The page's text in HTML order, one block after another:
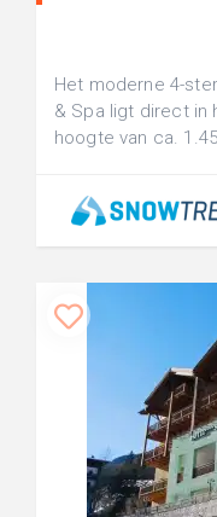
Het moderne 4-
& Spa ligt direct in
hoogte van ca.